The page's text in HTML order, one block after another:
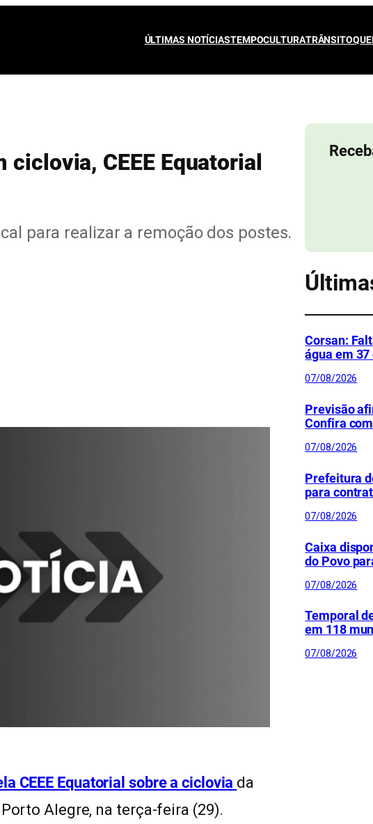
ÚLTIMAS NOTÍCIASTEMPOCULTURATRÂNSITO
CEEE Equatorial
para realizar a remoção dos postes.
CEEE Equatorial sobre a ciclovia da
Alegre, na terça-feira (29).
Corsan:
água em 37
07/08/2026
Previsão
Confira
07/08/2026
Prefeitura
para
07/08/2026
Caixa
do Povo
07/08/2026
Temporal
em 118
07/08/2026